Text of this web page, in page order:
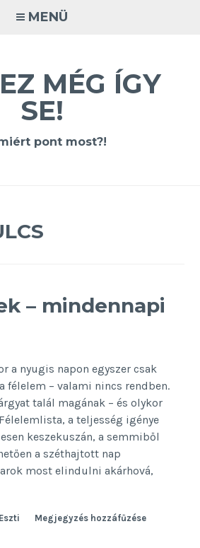
MENÜ
MÉG ÍGY
SE!
pont most?!
– mindennapi
a nyugis napon egyszer csak
félelem – valami nincs rendben.
talál magának – és olykor
a teljesség igénye
keszekuszán, a semmiből
a széthajtott nap
most elindulni akárhová,
Eszti Megjegyzés hozzáfűzése